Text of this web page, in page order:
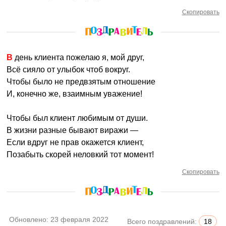
Скопировать
В день клиента пожелаю я, мой друг,
Всё сияло от улыбок чтоб вокруг.
Чтобы было не предвзятым отношение
И, конечно же, взаимным уважение!
Чтобы был клиент любимым от души.
В жизни разные бывают виражи —
Если вдруг не прав окажется клиент,
Позабыть скорей неловкий тот момент!
Скопировать
Обновлено: 23 февраля 2022 Всего поздравлений: 18